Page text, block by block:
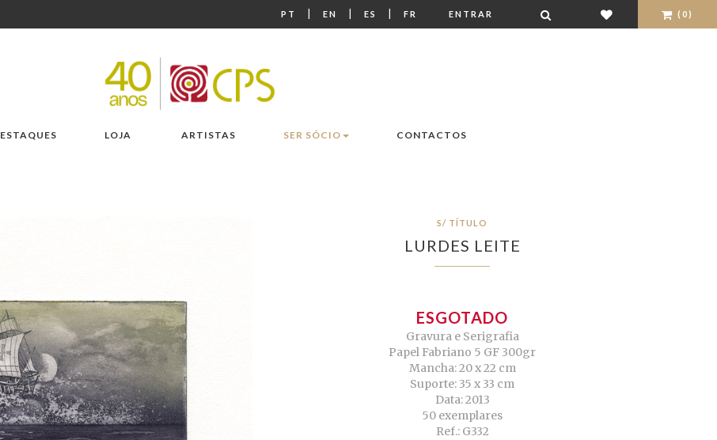
PT | EN | ES | FR ENTRAR (0)
LOJA ARTISTAS SER SÓCIO CONTACTOS
S/ TÍTULO
LURDES LEITE
ESGOTADO
Gravura e Serigrafia
Papel Fabriano 5 GF 300gr
Mancha: 20 x 22 cm
Suporte: 35 x 33 cm
Data: 2013
50 exemplares
Ref.: G332